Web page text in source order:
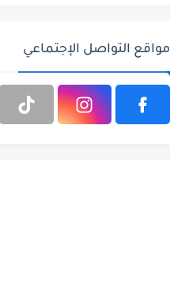
مواقع التواصل الإجتماعي